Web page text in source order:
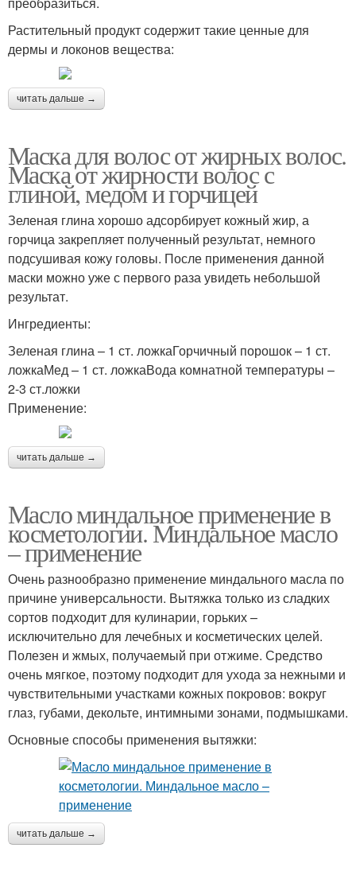
Растительный продукт содержит такие ценные для
дермы и локонов вещества:
читать дальше →
Маска для волос от жирных волос.
Маска от жирности волос с
глиной, медом и горчицей
Зеленая глина хорошо адсорбирует кожный жир, а
горчица закрепляет полученный результат, немного
подсушивая кожу головы. После применения данной
маски можно уже с первого раза увидеть небольшой
результат.
Ингредиенты:
Зеленая глина – 1 ст. ложкаГорчичный порошок – 1 ст.
ложкаМед – 1 ст. ложкаВода комнатной температуры –
2-3 ст.ложки
Применение:
читать дальше →
Масло миндальное применение в
косметологии. Миндальное масло
– применение
Очень разнообразно применение миндального масла по
причине универсальности. Вытяжка только из сладких
сортов подходит для кулинарии, горьких –
исключительно для лечебных и косметических целей.
Полезен и жмых, получаемый при отжиме. Средство
очень мягкое, поэтому подходит для ухода за нежными и
чувствительными участками кожных покровов: вокруг
глаз, губами, декольте, интимными зонами, подмышками.
Основные способы применения вытяжки:
читать дальше →